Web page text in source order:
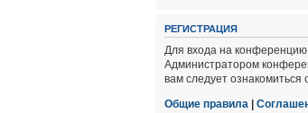
РЕГИСТРАЦИЯ
Для входа на конференцию
Администратором
вам следует
Общие правила |